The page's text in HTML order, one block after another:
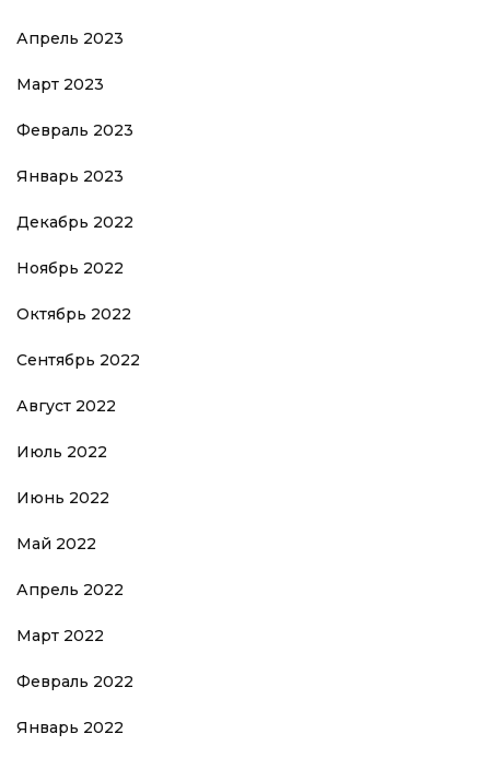
Апрель 2023
Март 2023
Февраль 2023
Январь 2023
Декабрь 2022
Ноябрь 2022
Октябрь 2022
Сентябрь 2022
Август 2022
Июль 2022
Июнь 2022
Май 2022
Апрель 2022
Март 2022
Февраль 2022
Январь 2022